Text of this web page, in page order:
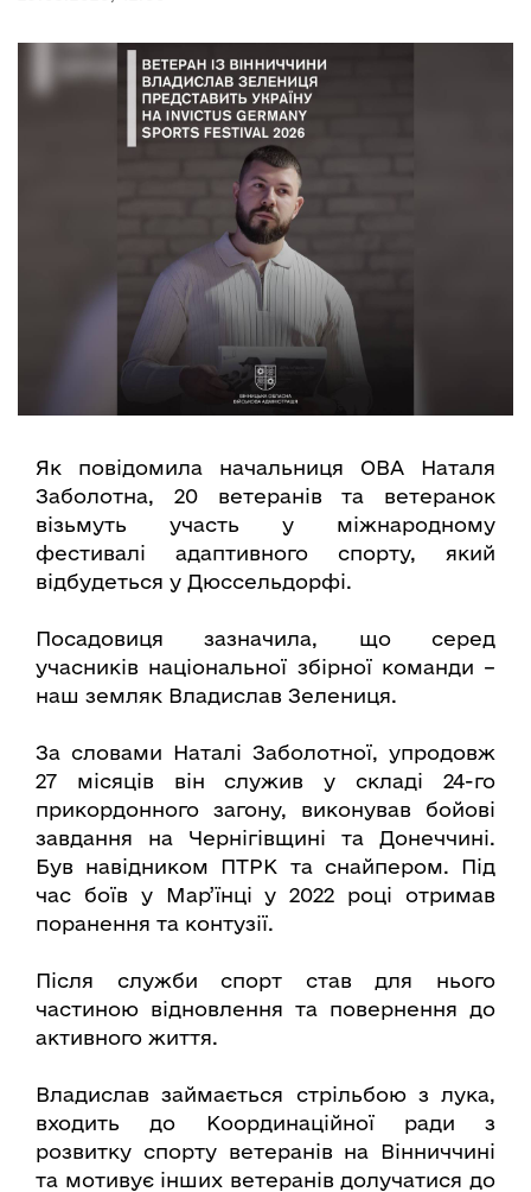
Як повідомила начальниця ОВА Наталя
Заболотна, 20 ветеранів та ветеранок
візьмуть участь у міжнародному
фестивалі адаптивного спорту, який
відбудеться у Дюссельдорфі.
Посадовиця зазначила, що серед
учасників національної збірної команди –
наш земляк Владислав Зелениця.
За словами Наталі Заболотної, упродовж
27 місяців він служив у складі 24-го
прикордонного загону, виконував бойові
завдання на Чернігівщині та Донеччині.
Був навідником ПТРК та снайпером. Під
час боїв у Мар’їнці у 2022 році отримав
поранення та контузії.
Після служби спорт став для нього
частиною відновлення та повернення до
активного життя.
Владислав займається стрільбою з лука,
входить до Координаційної ради з
розвитку спорту ветеранів на Вінниччині
та мотивує інших ветеранів долучатися до